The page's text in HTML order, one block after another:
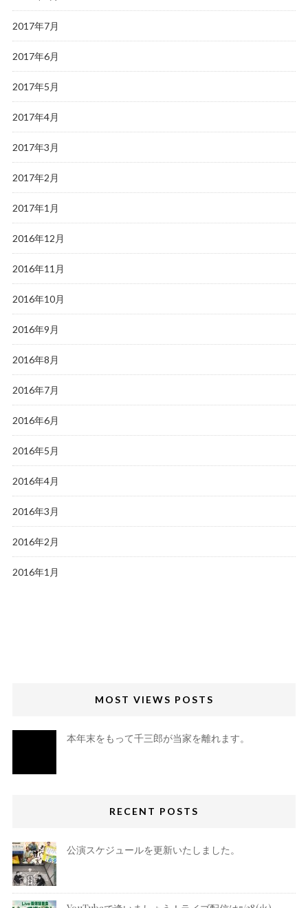
2017年7月
2017年6月
2017年5月
2017年4月
2017年3月
2017年2月
2017年1月
2016年12月
2016年11月
2016年10月
2016年9月
2016年8月
2016年7月
2016年6月
2016年5月
2016年4月
2016年3月
2016年2月
2016年1月
MOST VIEWS POSTS
本年末をもって千三郎が当家を離れます。
RECENT POSTS
公演スケジュールを更新いたしました。